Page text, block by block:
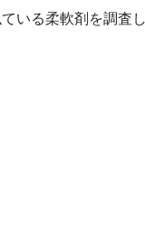
いる柔軟剤を調査